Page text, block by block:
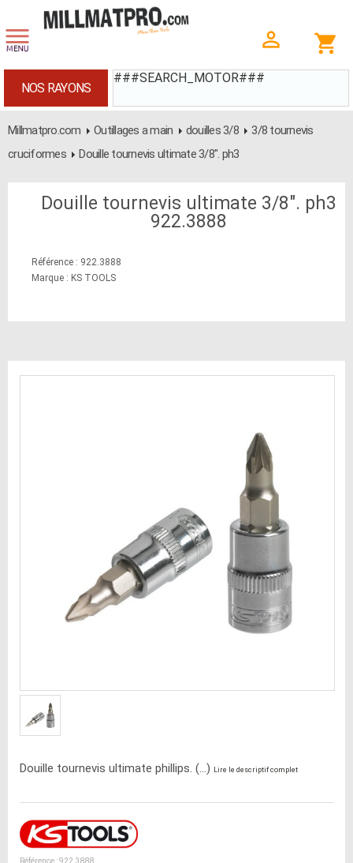
###SEARCH_MOTOR###
NOS RAYONS
Millmatpro.com Outillages a main douilles 3/8
3/8 tournevis
cruciformes
Douille tournevis ultimate 3/8". ph3
Douille tournevis ultimate 3/8". ph3
922.3888
Référence : 922.3888
Marque : KS TOOLS
Douille tournevis ultimate phillips. (...) Lire le descriptif complet
Référence : 922.3888